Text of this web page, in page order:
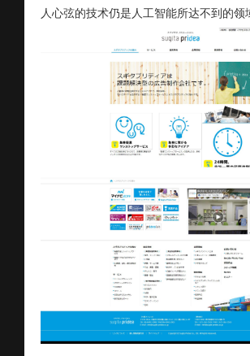
人心弦的技术仍是人工智能所达不到的领